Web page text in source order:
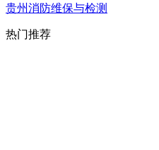
贵州消防维保与检测
热门推荐